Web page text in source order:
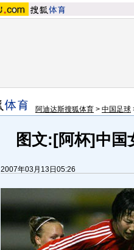
阿迪达斯搜狐体育 > 中国足球
图文:[阿杯]中国
2007年03月13日05:26